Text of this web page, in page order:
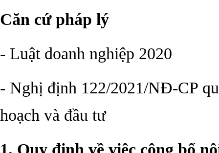
Căn cứ pháp lý
- Luật doanh nghiệp 2020
- Nghị định 122/2021/NĐ-CP
hoạch và đầu tư
1. Quy định về việc công bố